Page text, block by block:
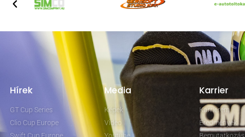
Hírek
GT Cup Series
Clio Cup Europe
Media
Képek
Video
Karrier
Karrierem
Eredmények